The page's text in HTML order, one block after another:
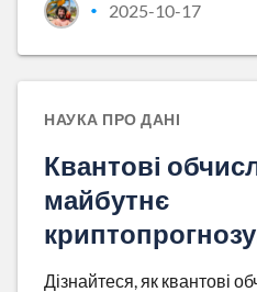
• 2025-10-17
НАУКА ПРО ДАНІ
Квантові
майбутнє
Дізнайтеся, як квантові